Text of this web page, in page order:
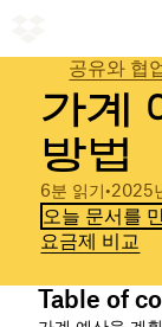
공유와 협
가계
방법
6분 읽기•2025
오늘 문서를
요금제 비교
Table of